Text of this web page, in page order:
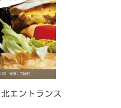
エントランス